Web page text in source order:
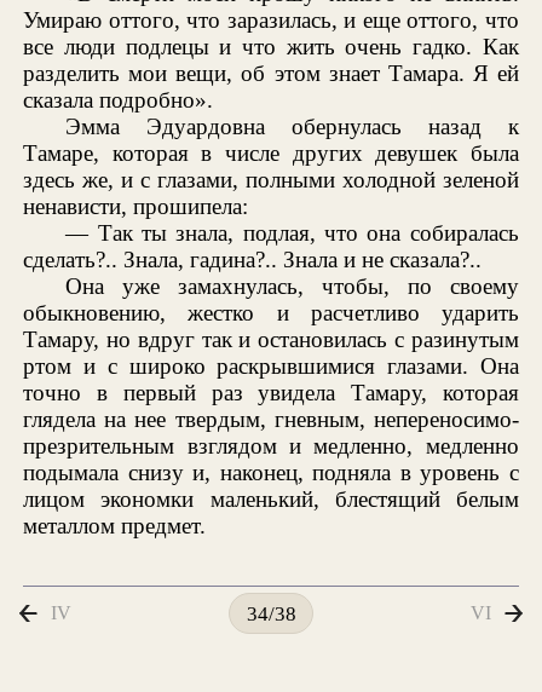
Умираю оттого, что заразилась, и еще оттого, что
все люди подлецы и что жить очень гадко. Как
разделить мои вещи, об этом знает Тамара. Я ей
сказала подробно».
Эмма Эдуардовна обернулась назад к
Тамаре, которая в числе других девушек была
здесь же, и с глазами, полными холодной зеленой
ненависти, прошипела:
— Так ты знала, подлая, что она собиралась
сделать?.. Знала, гадина?.. Знала и не сказала?..
Она уже замахнулась, чтобы, по своему
обыкновению, жестко и расчетливо ударить
Тамару, но вдруг так и остановилась с разинутым
ртом и с широко раскрывшимися глазами. Она
точно в первый раз увидела Тамару, которая
глядела на нее твердым, гневным, непереносимо-
презрительным взглядом и медленно, медленно
подымала снизу и, наконец, подняла в уровень с
лицом экономки маленький, блестящий белым
металлом предмет.
IV 34/38 VI